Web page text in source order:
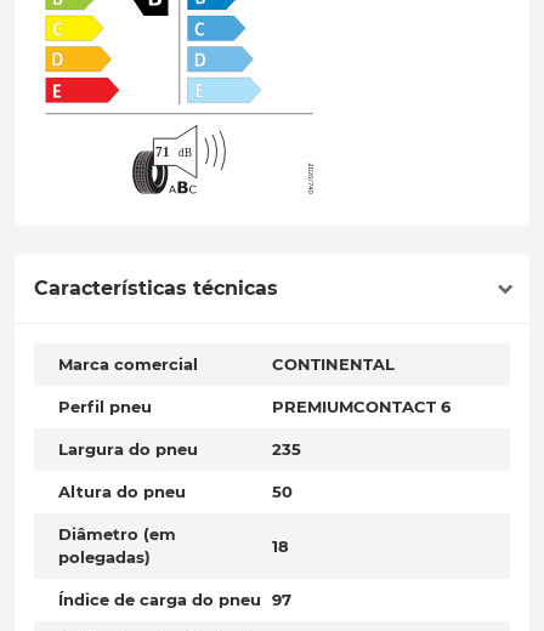
Características técnicas
Marca comercial CONTINENTAL
Perfil pneu PREMIUMCONTACT 6
Largura do pneu 235
Altura do pneu 50
Diâmetro (em
polegadas)
18
Índice de carga do pneu 97